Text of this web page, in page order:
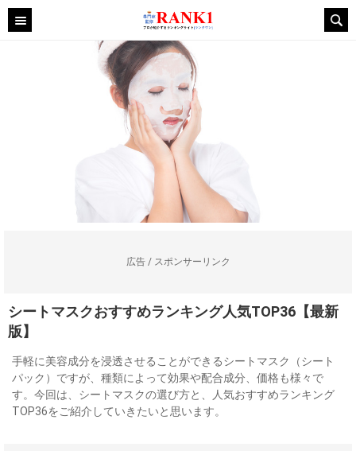
広告 / スポンサーリンク
シートマスクおすすめランキング人気TOP36【最新
版】
手軽に美容成分を浸透させることができるシートマスク（シート
パック）ですが、種類によって効果や配合成分、価格も様々で
す。今回は、シートマスクの選び方と、人気おすすめランキング
TOP36をご紹介していきたいと思います。